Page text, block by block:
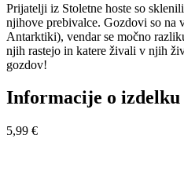
Prijatelji iz Stoletne hoste so
njihove prebivalce. Gozdovi so na
Antarktiki), vendar se močno
njih rastejo in katere živali v njih
gozdov!
Informacije o izdelku
5,99 €